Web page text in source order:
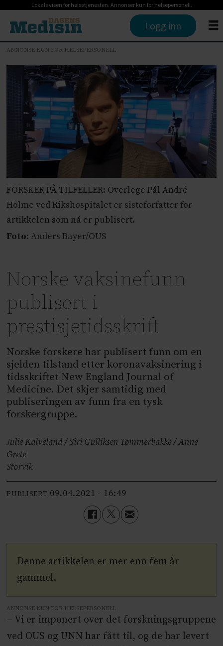
Lokalavisen for helsetjenesten. Annonser kun for helsepersonell.
Logg inn
ANNONSE KUN FOR HELSEPERSONELL
FORSKER PÅ TILFELLER: Overlege Pål André
Holme ved Rikshospitalet er sisteforfatter for
artikkelen som nå er publisert.
Foto: Anders Bayer/OUS
Norske vaksinefunn
publisert i
prestisjetidsskrift
Norske forskere har publisert funn om en
sjelden tilstand etter koronavaksinering i
tidsskriftet New England Journal of
Medicine. Det skjer samtidig med
publiseringen av funn fra en tysk
forskergruppe.
Julie Kalveland / Siri Gulliksen Tømmerbakke / Anne
Grete
Storvik
PUBLISERT 09.04.2021 - 16:49
Denne artikkelen er mer enn fem år
gammel.
ANNONSE KUN FOR HELSEPERSONELL
– Vi er imponert over det forskningsgruppene
ved OUS og UNN har fått til, og de har levert